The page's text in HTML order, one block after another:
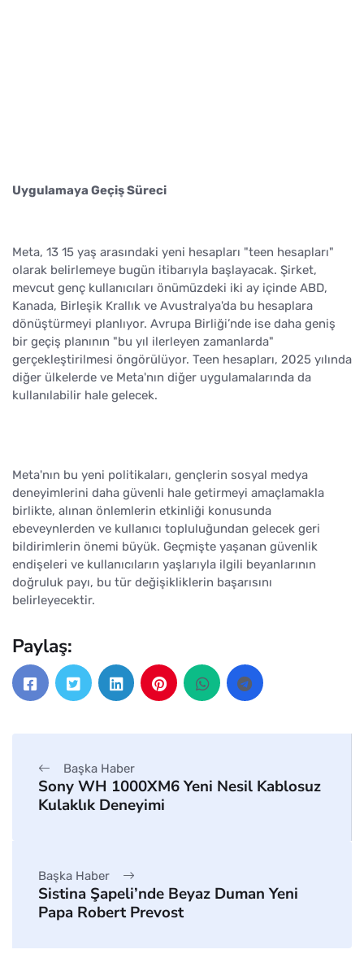
Uygulamaya Geçiş Süreci
Meta, 13 15 yaş arasındaki yeni hesapları "teen hesapları"
olarak belirlemeye bugün itibarıyla başlayacak. Şirket,
mevcut genç kullanıcıları önümüzdeki iki ay içinde ABD,
Kanada, Birleşik Krallık ve Avustralya'da bu hesaplara
dönüştürmeyi planlıyor. Avrupa Birliği’nde ise daha geniş
bir geçiş planının "bu yıl ilerleyen zamanlarda"
gerçekleştirilmesi öngörülüyor. Teen hesapları, 2025 yılında
diğer ülkelerde ve Meta'nın diğer uygulamalarında da
kullanılabilir hale gelecek.
Meta'nın bu yeni politikaları, gençlerin sosyal medya
deneyimlerini daha güvenli hale getirmeyi amaçlamakla
birlikte, alınan önlemlerin etkinliği konusunda
ebeveynlerden ve kullanıcı topluluğundan gelecek geri
bildirimlerin önemi büyük. Geçmişte yaşanan güvenlik
endişeleri ve kullanıcıların yaşlarıyla ilgili beyanlarının
doğruluk payı, bu tür değişikliklerin başarısını
belirleyecektir.
Paylaş:
Başka Haber
Sony WH 1000XM6 Yeni Nesil Kablosuz
Kulaklık Deneyimi
Başka Haber
Sistina Şapeli’nde Beyaz Duman Yeni
Papa Robert Prevost